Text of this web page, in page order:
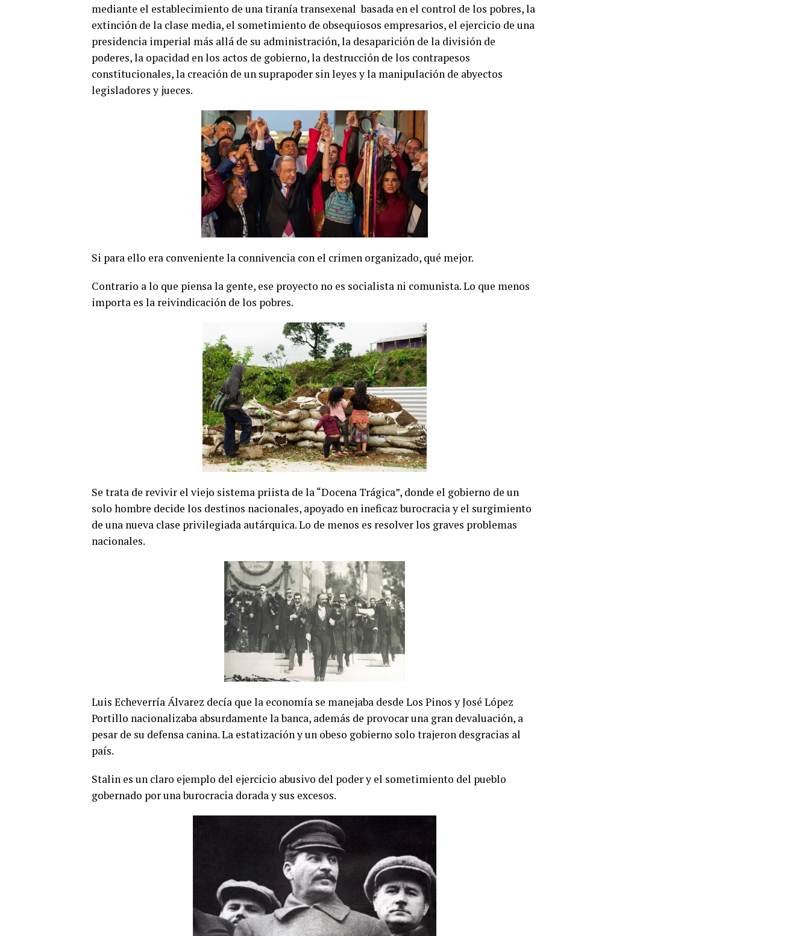
mediante el establecimiento de una tiranía transexenal basada en el control de los pobres, la
extinción de la clase media, el sometimiento de obsequiosos empresarios, el ejercicio de una
presidencia imperial más allá de su administración, la desaparición de la división de
poderes, la opacidad en los actos de gobierno, la destrucción de los contrapesos
constitucionales, la creación de un suprapoder sin leyes y la manipulación de abyectos
legisladores y jueces.
Si para ello era conveniente la connivencia con el crimen organizado, qué mejor.
Contrario a lo que piensa la gente, ese proyecto no es socialista ni comunista. Lo que menos
importa es la reivindicación de los pobres.
Se trata de revivir el viejo sistema priista de la “Docena Trágica”, donde el gobierno de un
solo hombre decide los destinos nacionales, apoyado en ineficaz burocracia y el surgimiento
de una nueva clase privilegiada autárquica. Lo de menos es resolver los graves problemas
nacionales.
Luis Echeverría Álvarez decía que la economía se manejaba desde Los Pinos y José López
Portillo nacionalizaba absurdamente la banca, además de provocar una gran devaluación, a
pesar de su defensa canina. La estatización y un obeso gobierno solo trajeron desgracias al
país.
Stalin es un claro ejemplo del ejercicio abusivo del poder y el sometimiento del pueblo
gobernado por una burocracia dorada y sus excesos.